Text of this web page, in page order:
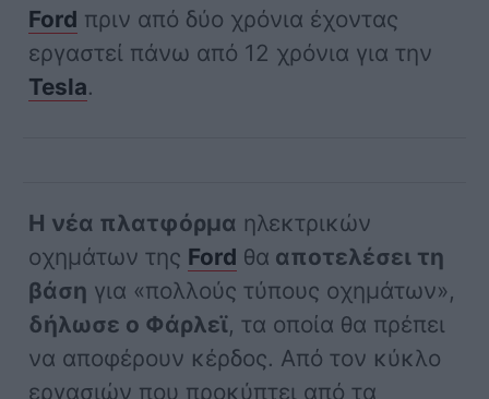
Ford πριν από δύο χρόνια έχοντας
εργαστεί πάνω από 12 χρόνια για την
Tesla.
Η νέα πλατφόρμα ηλεκτρικών
οχημάτων της Ford θα αποτελέσει τη
βάση για «πολλούς τύπους οχημάτων»,
δήλωσε ο Φάρλεϊ, τα οποία θα πρέπει
να αποφέρουν κέρδος. Από τον κύκλο
εργασιών που προκύπτει από τα